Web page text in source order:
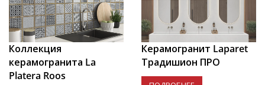
ее как в качестве декоративного элемента, так и для
отдельного покрытия определенных мест (бассейнов,
предкаминного пространства и т. д.).
Клинкер.
Такой тип облицовки характеризуется высокой плотностью
структуры элемента, морозостойкостью и низким
Коллекция
керамогранита La
Platera Roos
Керамогранит Laparet
Традишион ПРО